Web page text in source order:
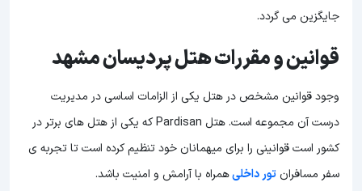
جایگزین می گردد.
قوانین و مقررات هتل پردیسان مشهد
وجود قوانین مشخص در هتل یکی از الزامات اساسی در مدیریت
درست آن مجموعه است. هتل Pardisan که یکی از هتل های برتر در
کشور است قوانینی را برای میهمانان خود تنظیم کرده است تا تجربه ی
سفر مسافران تور داخلیهمراه با آرامش و امنیت باشد.